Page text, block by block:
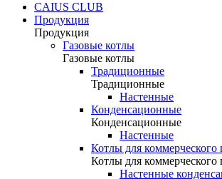
CAIUS CLUB
Продукция
Продукция
Газовые котлы
Газовые котлы
Традиционные
Традиционные
Настенные
Конденсационные
Конденсационные
Настенные
Котлы для коммерческого
Котлы для коммерческого
Настенные